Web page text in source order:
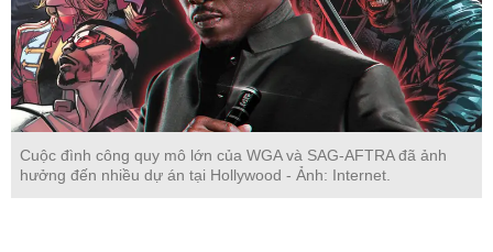
Cuộc đình công quy mô lớn của WGA và SAG-AFTRA đã ảnh
hưởng đến nhiều dự án tại Hollywood - Ảnh: Internet.